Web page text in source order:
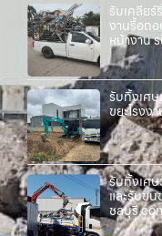
รับเคลีย
งานรื้อถ
หน้างาน
รับทิ้งเศ
ขยะโรงง
รับทิ้งเศษ
และรับขน
ชลบุรี